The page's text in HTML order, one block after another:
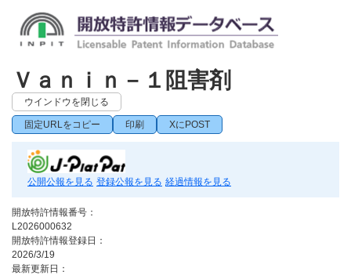
Ｖａｎｉｎ－１阻害剤
ウインドウを閉じる
固定URLをコピー 印刷 XにPOST
公開公報を見る 登録公報を見る 経過情報を見る
開放特許情報番号：
L2026000632
開放特許情報登録日：
2026/3/19
最新更新日：